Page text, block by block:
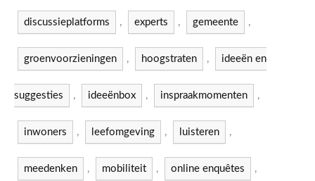
discussieplatforms , experts , gemeente ,
groenvoorzieningen , hoogstraten , ideeën en
suggesties , ideeënbox , inspraakmomenten ,
inwoners , leefomgeving , luisteren ,
meedenken , mobiliteit , online enquêtes ,